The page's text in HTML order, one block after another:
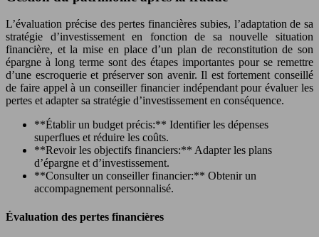
L’évaluation précise des pertes financières subies, l’adaptation de sa
stratégie d’investissement en fonction de sa nouvelle situation
financière, et la mise en place d’un plan de reconstitution de son
épargne à long terme sont des étapes importantes pour se remettre
d’une escroquerie et préserver son avenir. Il est fortement conseillé
de faire appel à un conseiller financier indépendant pour évaluer les
pertes et adapter sa stratégie d’investissement en conséquence.
**Établir un budget précis:** Identifier les dépenses
superflues et réduire les coûts.
**Revoir les objectifs financiers:** Adapter les plans
d’épargne et d’investissement.
**Consulter un conseiller financier:** Obtenir un
accompagnement personnalisé.
Évaluation des pertes financières